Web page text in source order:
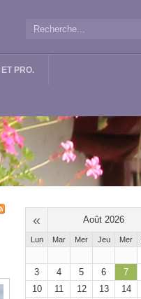
PRO.
« Août 2026
Lun Mar Mer Jeu Mer
3
4 5 6 7
10
11 12 13 14